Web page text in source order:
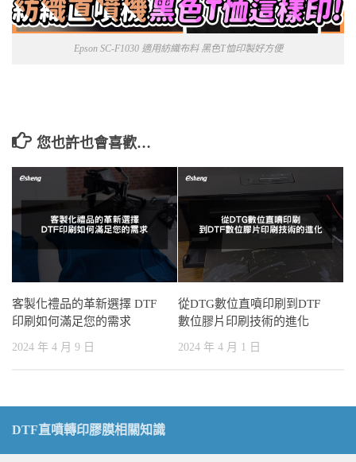
Epson SC-F1030 適用紡織布料 黑色T恤印製好方便
您也許也會喜歡…
客製化禮品的革新選擇 DTF
印刷如何滿足您的需求
2024 年 4 月 9 日
從DTG數位直噴印刷到DTF
數位膠片印刷技術的進化
2024 年 4 月 1 日
DTF直噴轉印膠膜相關知識